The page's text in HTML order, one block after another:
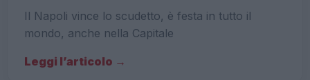
Il Napoli vince lo scudetto, è festa in tutto il
mondo, anche nella Capitale
Leggi l’articolo →